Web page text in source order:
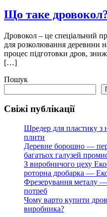
Що таке
Дровокол – це спеціальний
для розколювання деревини
процес підготовки дров,
[…]
Пошук
Свіжі публікації
Шредер для пластику з
плити
Деревне борошно —
багатьох галузей
З виробничого цеху
роторна дробарка —
Фрезерування металу
потреб
Чому варто купити
виробника?